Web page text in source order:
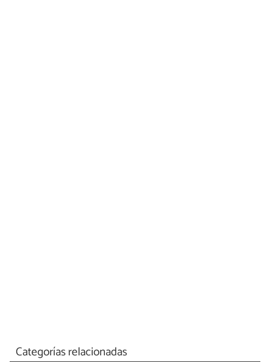
Categorías relacionadas